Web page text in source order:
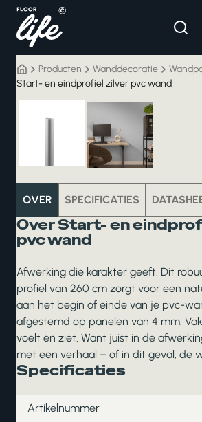
inhoud
Producten Wanddecoratie
Start- en eindprofiel zilver pvc wand
wanddecoratie
OVER SPECIFICATIES
Over Start- en
pvc wand
Afwerking die karakter geeft. Dit
profiel van 260 cm zorgt voor een
aan het begin of einde van je pvc-
afgestemd op panelen van 4 mm.
voelt en ziet. Want juist in de
met een verhaal – of in dit geval, de
Specificaties
Artikelnummer